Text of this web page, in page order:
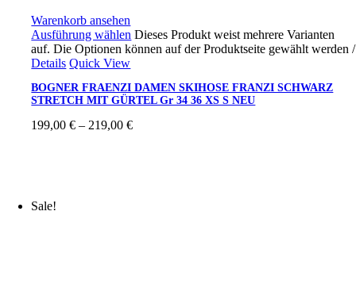
Warenkorb ansehen
Ausführung wählen Dieses Produkt weist mehrere Varianten
auf. Die Optionen können auf der Produktseite gewählt werden/
Details Quick View
BOGNER FRAENZI DAMEN SKIHOSE FRANZI SCHWARZ
STRETCH MIT GÜRTEL Gr 34 36 XS S NEU
199,00€ –219,00€
Sale!